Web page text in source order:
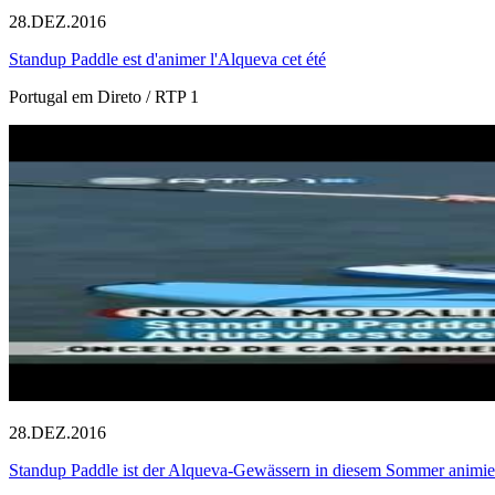
28.DEZ.2016
Standup Paddle est d'animer l'Alqueva cet été
Portugal em Direto / RTP 1
28.DEZ.2016
Standup Paddle ist der Alqueva-Gewässern in diesem Sommer